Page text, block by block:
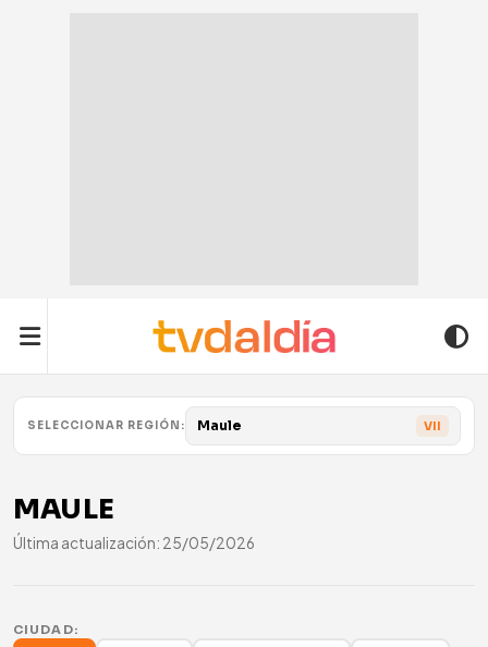
SELECCIONAR REGIÓN: Maule VII
MAULE
Última actualización: 25/05/2026
CIUDAD: